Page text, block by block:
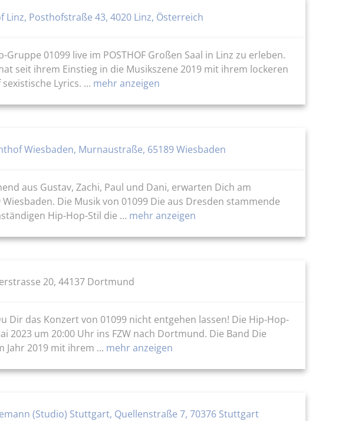
Linz, Posthofstraße 43, 4020 Linz, Österreich
01099 live im POSTHOF Großen Saal in Linz zu erleben.
seit ihrem Einstieg in die Musikszene 2019 mit ihrem lockeren
Lyrics. ... mehr anzeigen
Wiesbaden, Murnaustraße, 65189 Wiesbaden
aus Gustav, Zachi, Paul und Dani, erwarten Dich am
Die Musik von 01099 Die aus Dresden stammende
Hip-Hop-Stil die ... mehr anzeigen
20, 44137 Dortmund
Dir das Konzert von 01099 nicht entgehen lassen! Die Hip-Hop-
2023 um 20:00 Uhr ins FZW nach Dortmund. Die Band Die
Jahr 2019 mit ihrem ... mehr anzeigen
(Studio) Stuttgart, Quellenstraße 7, 70376 Stuttgart